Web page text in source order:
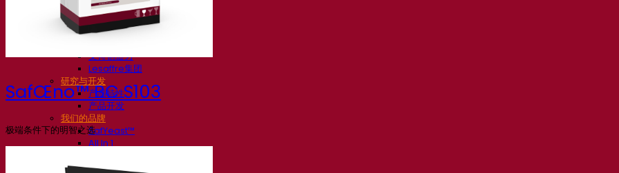
关于我们
发酵专家
Fermentis 园区
支持创造力
Lesaffre集团
研究与开发
产品特性
产品开发
我们的品牌
SafYeast™
All In 1
其他服务
SafŒno™ BC S103
极端条件下的明智之选